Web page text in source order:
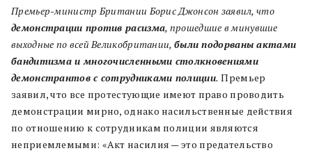
Премьер-министр Британии Борис Джонсон заявил, что
демонстрации против расизма, прошедшие в минувшие
выходные по всей Великобритании, были подорваны актами
бандитизма и многочисленными столкновениями
демонстрантов с сотрудниками полиции. Премьер
заявил, что все протестующие имеют право проводить
демонстрации мирно, однако насильственные действия
по отношению к сотрудникам полиции являются
неприемлемыми: «Акт насилия — это предательство